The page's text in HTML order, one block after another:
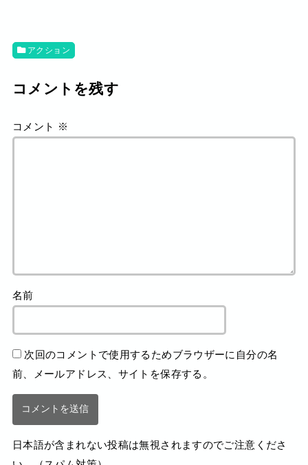
アクション
コメントを残す
コメント ※
名前
次回のコメントで使用するためブラウザーに自分の名
前、メールアドレス、サイトを保存する。
日本語が含まれない投稿は無視されますのでご注意くださ